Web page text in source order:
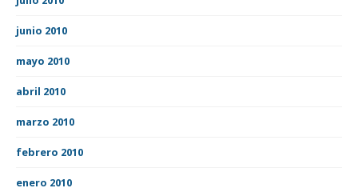
junio 2010
mayo 2010
abril 2010
marzo 2010
febrero 2010
enero 2010